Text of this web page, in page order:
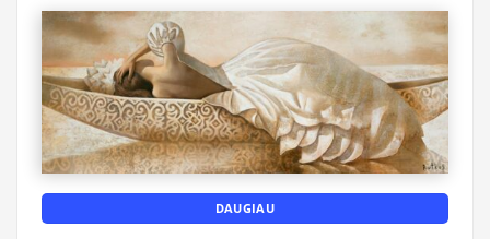
DAUGIAU